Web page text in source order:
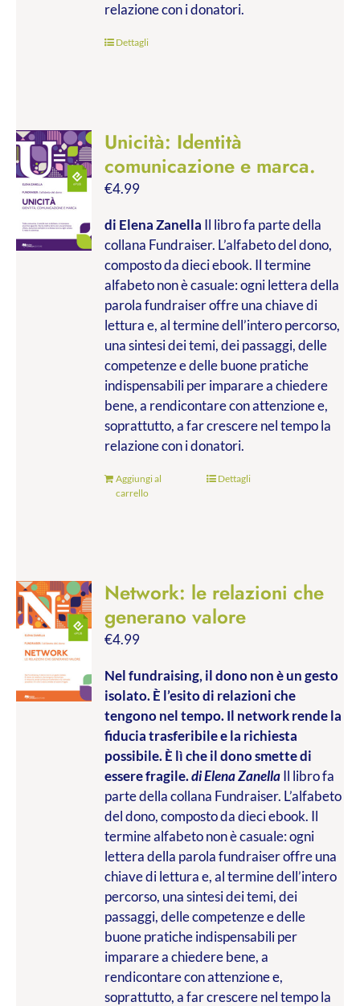
relazione con i donatori.
Dettagli
Unicità: Identità
comunicazione e marca.
€4.99
di Elena Zanella Il libro fa parte della
collana Fundraiser. L’alfabeto del dono,
composto da dieci ebook. Il termine
alfabeto non è casuale: ogni lettera della
parola fundraiser offre una chiave di
lettura e, al termine dell’intero percorso,
una sintesi dei temi, dei passaggi, delle
competenze e delle buone pratiche
indispensabili per imparare a chiedere
bene, a rendicontare con attenzione e,
soprattutto, a far crescere nel tempo la
relazione con i donatori.
Aggiungi al
carrello
Dettagli
Network: le relazioni che
generano valore
€4.99
Nel fundraising, il dono non è un gesto
isolato. È l’esito di relazioni che
tengono nel tempo. Il network rende la
fiducia trasferibile e la richiesta
possibile. È lì che il dono smette di
essere fragile.di Elena ZanellaIl libro fa
parte della collana Fundraiser. L’alfabeto
del dono, composto da dieci ebook. Il
termine alfabeto non è casuale: ogni
lettera della parola fundraiser offre una
chiave di lettura e, al termine dell’intero
percorso, una sintesi dei temi, dei
passaggi, delle competenze e delle
buone pratiche indispensabili per
imparare a chiedere bene, a
rendicontare con attenzione e,
soprattutto, a far crescere nel tempo la